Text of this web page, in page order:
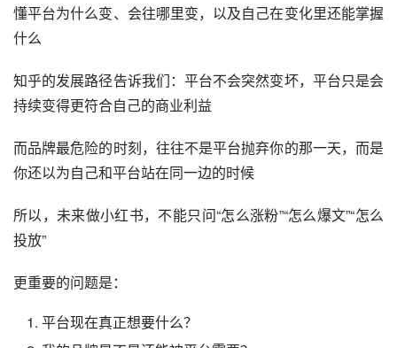
懂平台为什么变、会往哪里变，以及自己在变化里还能掌握
什么
知乎的发展路径告诉我们：平台不会突然变坏，平台只是会
持续变得更符合自己的商业利益
而品牌最危险的时刻，往往不是平台抛弃你的那一天，而是
你还以为自己和平台站在同一边的时候
所以，未来做小红书，不能只问“怎么涨粉”“怎么爆文”“怎么
投放”
更重要的问题是：
平台现在真正想要什么？